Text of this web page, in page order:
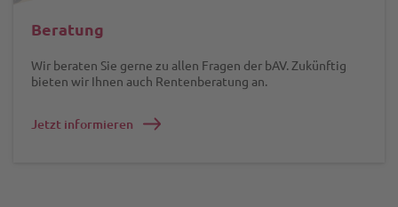
Beratung
Wir beraten Sie gerne zu allen Fragen der bAV. Zukünftig
bieten wir Ihnen auch Rentenberatung an.
Jetzt informieren